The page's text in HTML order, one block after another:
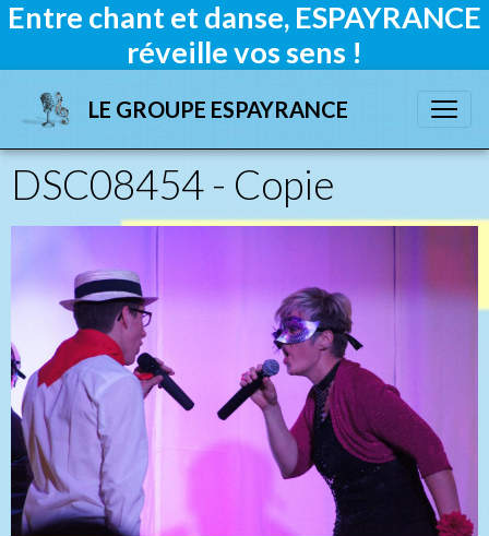
Entre chant et danse, ESPAYRANCE
réveille vos sens !
LE GROUPE ESPAYRANCE
DSC08454 - Copie